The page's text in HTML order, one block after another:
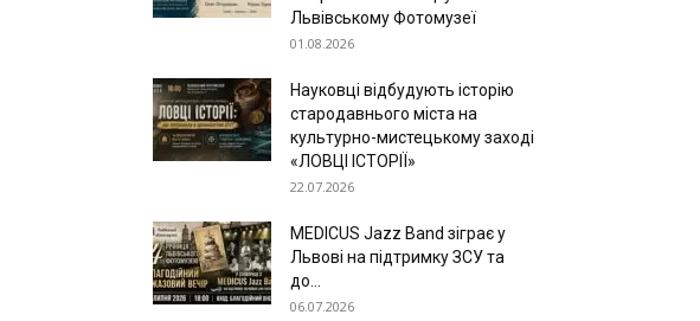
Львівському Фотомузеї
01.08.2026
Науковці відбудують історію
стародавнього міста на
культурно-мистецькому заході
«ЛОВЦІ ІСТОРІЇ»
22.07.2026
MEDICUS Jazz Band зіграє у
Львові на підтримку ЗСУ та
до...
06.07.2026